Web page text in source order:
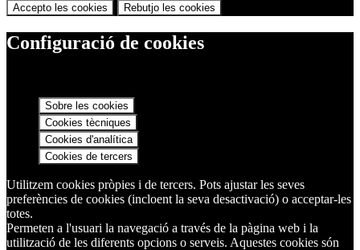
Accepto les cookies Rebutjo les cookies
Configuració de cookies
Sobre les cookies
Cookies tècniques
Cookies d'analítica
Cookies de tercers
Utilitzem cookies pròpies i de tercers. Pots ajustar les seves
preferències de cookies (incloent la seva desactivació) o acceptar-les
totes.
Permeten a l'usuari la navegació a través de la pàgina web i la
utilització de les diferents opcions o serveis. Aquestes cookies són